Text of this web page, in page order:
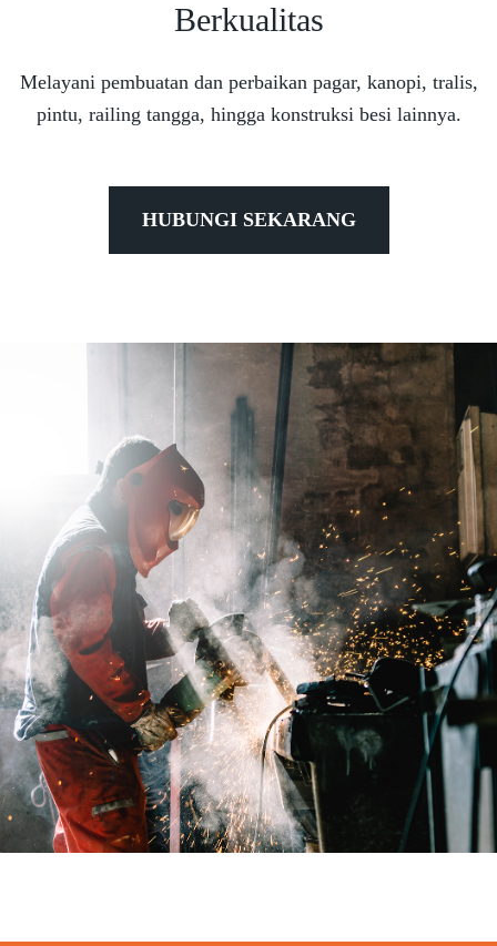
Berkualitas
Melayani pembuatan dan perbaikan pagar, kanopi, tralis,
pintu, railing tangga, hingga konstruksi besi lainnya.
HUBUNGI SEKARANG